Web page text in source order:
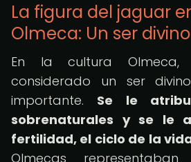
La figura del jaguar
Olmeca: Un ser divino
En la cultura
considerado un ser
importante. Se le
sobrenaturales y se le
fertilidad, el ciclo de la
Olmecas